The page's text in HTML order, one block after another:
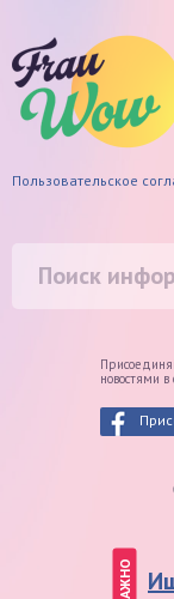
Пользовательское
новостями
ВАЖНО